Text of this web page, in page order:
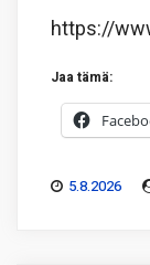
https://
Jaa tämä:
5.8.2026